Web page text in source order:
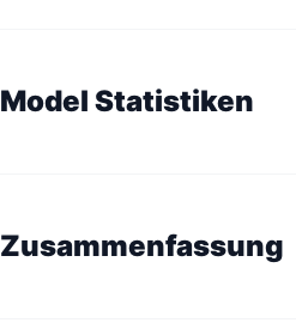
Model Statistiken
Zusammenfassung